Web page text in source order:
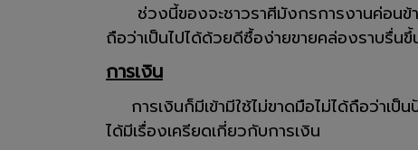
ช่วงนี้ของจะชาวราศีมังกรการงานค่อน
ถือว่าเป็นไปได้ด้วยดีซื้อง่ายขายคล่องราบรื่นขึ้
การเงิน
การเงินก็มีเข้ามีใช้ไม่ขาดมือไม่ได้ถือว่าเ
ได้มีเรื่องเครียดเกี่ยวกับการเงิน